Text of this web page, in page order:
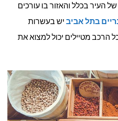
העיר בכלל והאזור בו עורכים
בתל אביב יש בעשרות
הרכב מטיילים יכול למצוא את